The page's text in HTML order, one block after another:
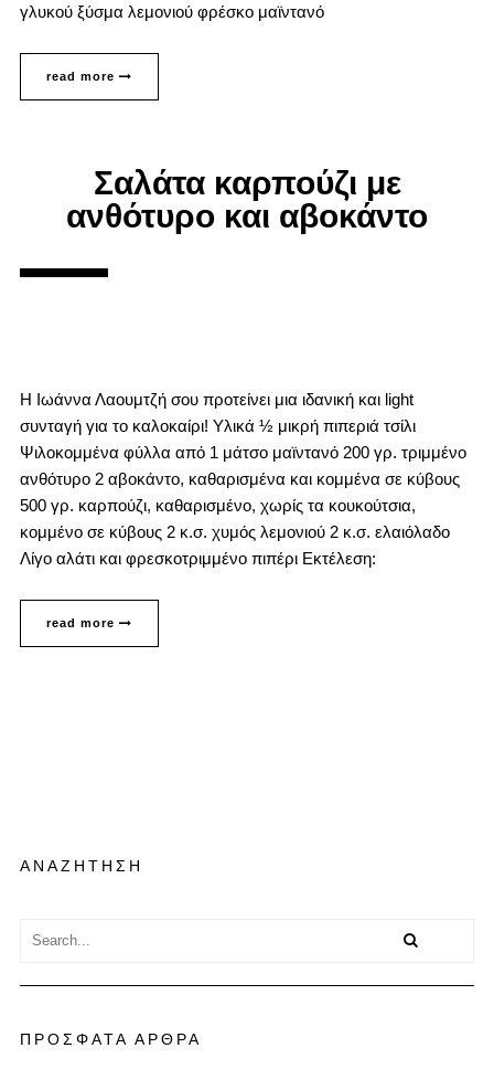
γλυκού ξύσμα λεμονιού φρέσκο μαϊντανό
read more
Σαλάτα καρπούζι με
ανθότυρο και αβοκάντο
Η Ιωάννα Λαουμτζή σου προτείνει μια ιδανική και light
συνταγή για το καλοκαίρι! Υλικά ½ μικρή πιπεριά τσίλι
Ψιλοκομμένα φύλλα από 1 μάτσο μαϊντανό 200 γρ. τριμμένο
ανθότυρο 2 αβοκάντο, καθαρισμένα και κομμένα σε κύβους
500 γρ. καρπούζι, καθαρισμένο, χωρίς τα κουκούτσια,
κομμένο σε κύβους 2 κ.σ. χυμός λεμονιού 2 κ.σ. ελαιόλαδο
Λίγο αλάτι και φρεσκοτριμμένο πιπέρι Εκτέλεση:
read more
ΑΝΑΖΗΤΗΣΗ
ΠΡΟΣΦΑΤΑ ΑΡΘΡΑ